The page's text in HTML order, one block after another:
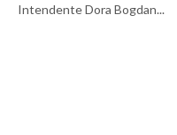
Intendente Dora Bogdan...